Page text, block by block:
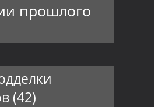
прошлого
(42)